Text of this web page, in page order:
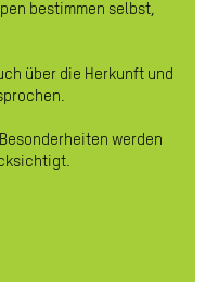
bestimmen selbst,
über die Herkunft und
werden